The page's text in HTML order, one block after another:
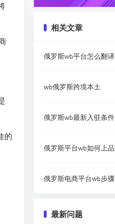
的
相关文章
俄罗斯wb平台怎么翻译
wb俄罗斯跨境本土
俄罗斯wb最新入驻条件
俄罗斯平台wb如何上品
俄罗斯电商平台wb步骤
最新问题